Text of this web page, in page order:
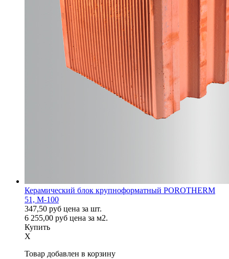
Керамический блок крупноформатный POROTHERM
51, М-100
347,50 руб цена за шт.
6 255,00 руб цена за м2.
Купить
X
Товар добавлен в корзину